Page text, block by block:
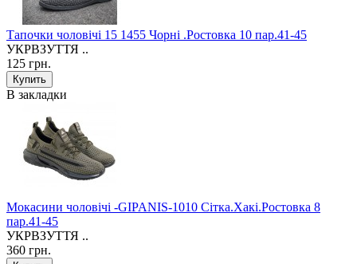
Тапочки чоловічі 15 1455 Чорні .Ростовка 10 пар.41-45
УКРВЗУТТЯ ..
125 грн.
В закладки
Мокасини чоловічі -GIPANIS-1010 Сітка.Хакі.Ростовка 8
пар.41-45
УКРВЗУТТЯ ..
360 грн.